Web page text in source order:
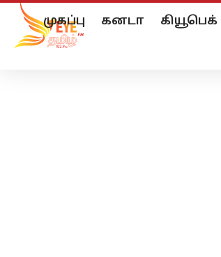
முகப்பு கனடா கியூபெக்